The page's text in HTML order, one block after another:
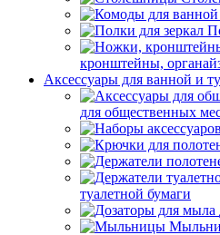
кронштейны,
Аксессуары для ванной и
для общественных
туалетной бумаги